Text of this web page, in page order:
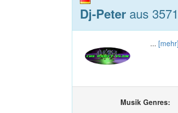
Dj-Peter aus
... [mehr]
Musik Genres: